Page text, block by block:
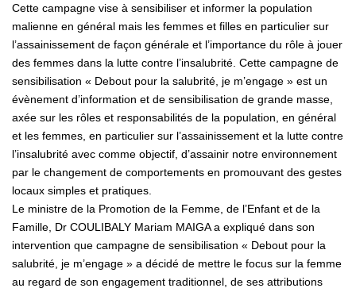
Cette campagne vise à sensibiliser et informer la population
malienne en général mais les femmes et filles en particulier sur
l’assainissement de façon générale et l’importance du rôle à jouer
des femmes dans la lutte contre l’insalubrité. Cette campagne de
sensibilisation « Debout pour la salubrité, je m’engage » est un
évènement d’information et de sensibilisation de grande masse,
axée sur les rôles et responsabilités de la population, en général
et les femmes, en particulier sur l’assainissement et la lutte contre
l’insalubrité avec comme objectif, d’assainir notre environnement
par le changement de comportements en promouvant des gestes
locaux simples et pratiques.
Le ministre de la Promotion de la Femme, de l’Enfant et de la
Famille, Dr COULIBALY Mariam MAIGA a expliqué dans son
intervention que campagne de sensibilisation « Debout pour la
salubrité, je m’engage » a décidé de mettre le focus sur la femme
au regard de son engagement traditionnel, de ses attributions